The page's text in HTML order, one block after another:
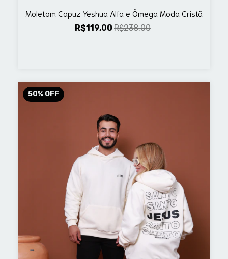
Moletom Capuz Yeshua Alfa e Ômega Moda Cristã
R$119,00 R$238,00
50% OFF